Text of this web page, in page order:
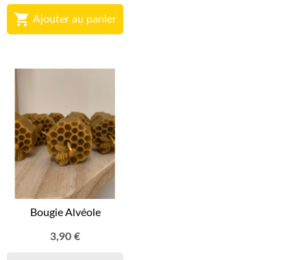
 Ajouter au panier
Bougie Alvéole
3,90 €